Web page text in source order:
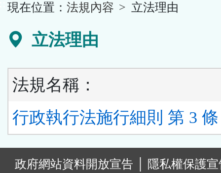
區
現在位置： 法規內容 立法理由
立法理由
法規名稱：
行政執行法施行細則 第 3 條
政府網站資料開放宣告
隱私權保護